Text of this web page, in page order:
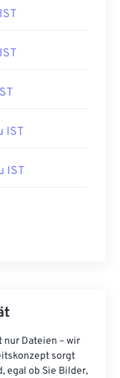
IST
IST
nur Dateien – wir
sorgt
egal ob Sie Bilder,